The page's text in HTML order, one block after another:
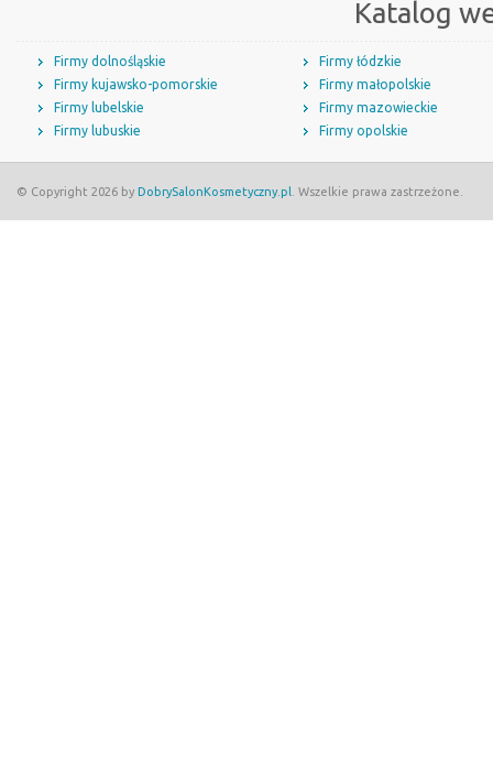
Katalog
Firmy dolnośląskie
Firmy kujawsko-pomorskie
Firmy lubelskie
Firmy lubuskie
Firmy łódzkie
Firmy małopolskie
Firmy mazowieckie
Firmy opolskie
© Copyright 2026 by DobrySalonKosmetyczny.pl . Wszelkie prawa zastrzeżone.